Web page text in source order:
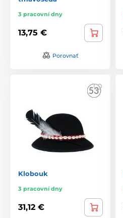
3 pracovní dny
13,75 €
Porovnať
Klobouk
3 pracovní dny
31,12 €